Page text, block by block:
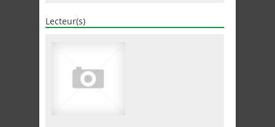
Lecteur(s)